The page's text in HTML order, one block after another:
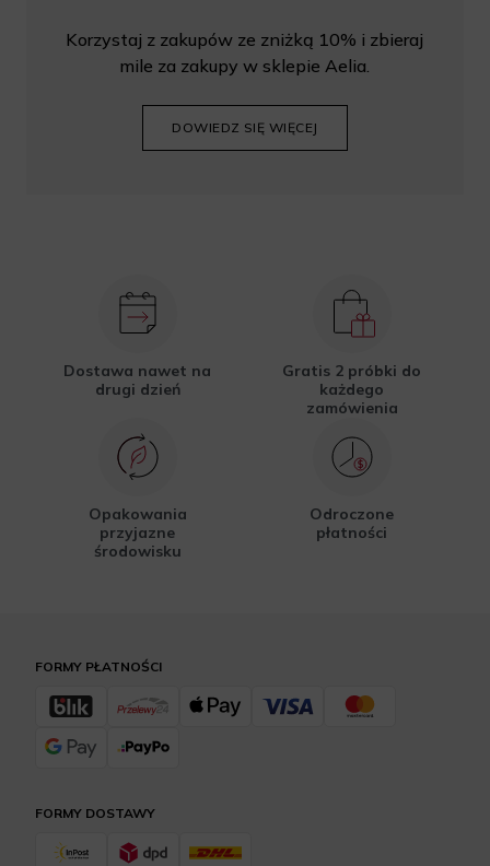
Korzystaj z zakupów ze zniżką 10% i zbieraj
mile za zakupy w sklepie Aelia.
DOWIEDZ SIĘ WIĘCEJ
Dostawa nawet na
drugi dzień
Gratis 2 próbki do
każdego
zamówienia
Opakowania
przyjazne
środowisku
Odroczone
płatności
FORMY DOSTAWY
FORMY PŁATNOŚCI